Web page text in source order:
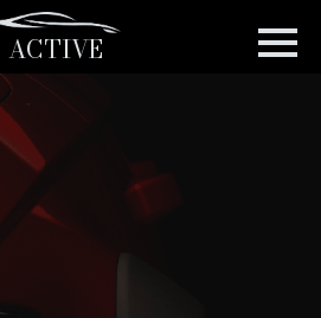
ACTIVE